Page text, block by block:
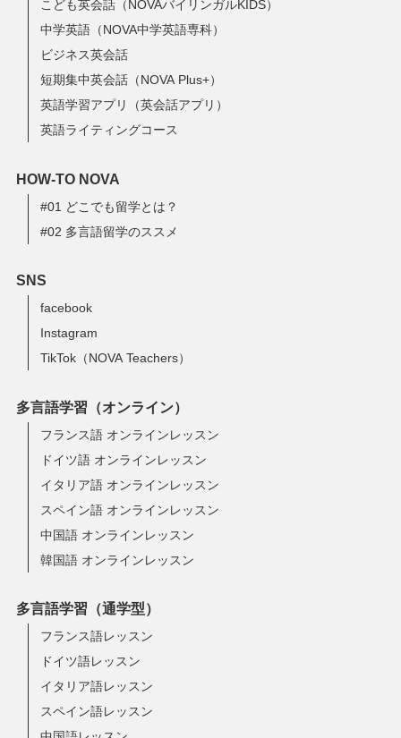
こども英会話（NOVAバイリンガルKIDS）
中学英語（NOVA中学英語専科）
ビジネス英会話
短期集中英会話（NOVA Plus+）
英語学習アプリ（英会話アプリ）
英語ライティングコース
HOW-TO NOVA
#01 どこでも留学とは？
#02 多言語留学のススメ
SNS
facebook
Instagram
TikTok（NOVA Teachers）
多言語学習（オンライン）
フランス語 オンラインレッスン
ドイツ語 オンラインレッスン
イタリア語 オンラインレッスン
スペイン語 オンラインレッスン
中国語 オンラインレッスン
韓国語 オンラインレッスン
多言語学習（通学型）
フランス語レッスン
ドイツ語レッスン
イタリア語レッスン
スペイン語レッスン